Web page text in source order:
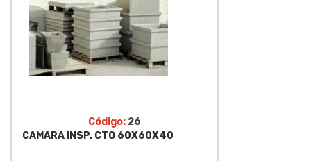
Código: 26
CAMARA INSP. CTO 60X60X40